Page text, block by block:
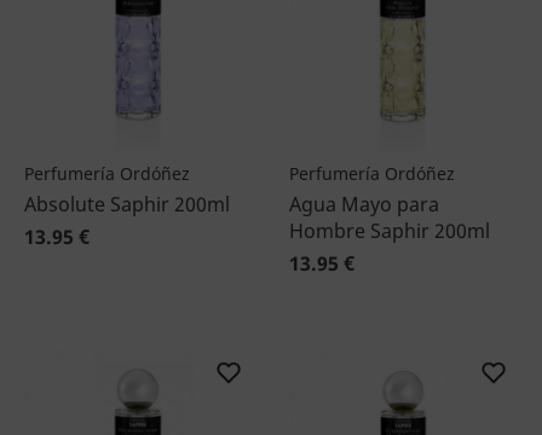
Perfumería Ordóñez
Absolute Saphir 200ml
13.95 €
Perfumería Ordóñez
Agua Mayo para
Hombre Saphir 200ml
13.95 €